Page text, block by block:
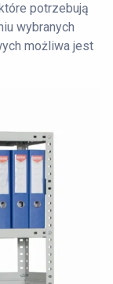
potrzebują
wybranych
możliwa jest